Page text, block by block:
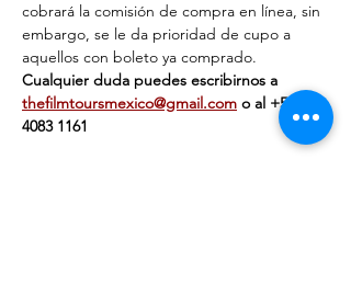
cobrará la comisión de compra en línea, sin
embargo, se le da prioridad de cupo a
aquellos con boleto ya comprado.
Cualquier duda puedes escribirnos a
thefilmtoursmexico@gmail.com o al ‭+‭52 55
4083 1161‬